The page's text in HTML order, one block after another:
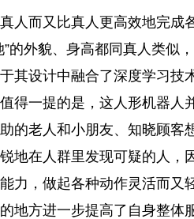
真人而又比真人更高效地完成
的外貌、身高都同真人类似
其设计中融合了深度学习技
得一提的是，这人形机器人
的老人和小朋友、知晓顾客
地在人群里发现可疑的人，
力，做起各种动作灵活而又
地方进一步提高了自身整体